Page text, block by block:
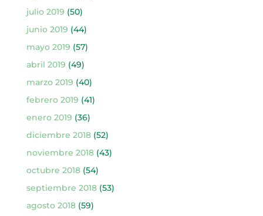
julio 2019 (50)
junio 2019 (44)
mayo 2019 (57)
abril 2019 (49)
marzo 2019 (40)
febrero 2019 (41)
enero 2019 (36)
diciembre 2018(52)
noviembre 2018(43)
octubre 2018(54)
septiembre 2018(53)
agosto 2018(59)